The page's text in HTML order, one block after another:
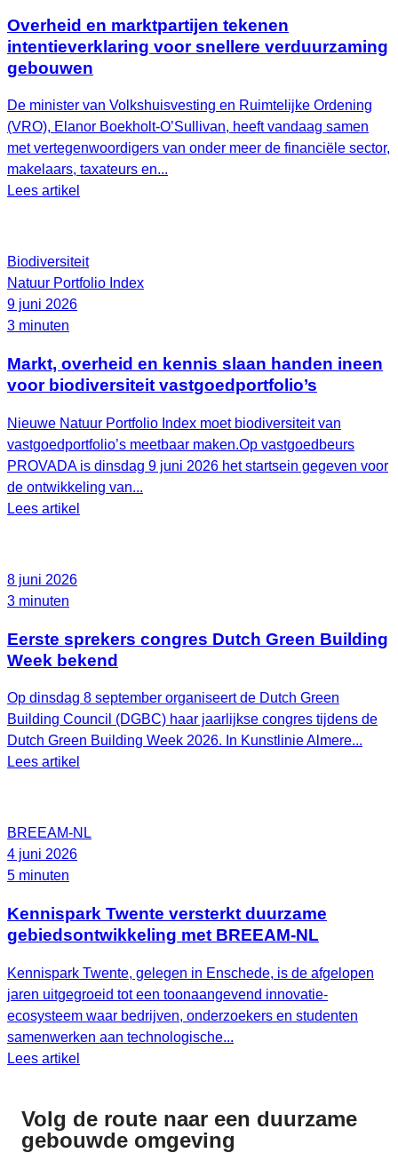
Overheid en marktpartijen tekenen
intentieverklaring voor snellere verduurzaming
gebouwen
De minister van Volkshuisvesting en Ruimtelijke Ordening
(VRO), Elanor Boekholt‑O’Sullivan, heeft vandaag samen
met vertegenwoordigers van onder meer de financiële sector,
makelaars, taxateurs en...
Lees artikel
Biodiversiteit
Natuur Portfolio Index
9 juni 2026
3 minuten
Markt, overheid en kennis slaan handen ineen
voor biodiversiteit vastgoedportfolio’s
Nieuwe Natuur Portfolio Index moet biodiversiteit van
vastgoedportfolio’s meetbaar maken.Op vastgoedbeurs
PROVADA is dinsdag 9 juni 2026 het startsein gegeven voor
de ontwikkeling van...
Lees artikel
8 juni 2026
3 minuten
Eerste sprekers congres Dutch Green Building
Week bekend
Op dinsdag 8 september organiseert de Dutch Green
Building Council (DGBC) haar jaarlijkse congres tijdens de
Dutch Green Building Week 2026. In Kunstlinie Almere...
Lees artikel
BREEAM-NL
4 juni 2026
5 minuten
Kennispark Twente versterkt duurzame
gebiedsontwikkeling met BREEAM‑NL
Kennispark Twente, gelegen in Enschede, is de afgelopen
jaren uitgegroeid tot een toonaangevend innovatie-
ecosysteem waar bedrijven, onderzoekers en studenten
samenwerken aan technologische...
Lees artikel
Volg de route naar een duurzame
gebouwde omgeving